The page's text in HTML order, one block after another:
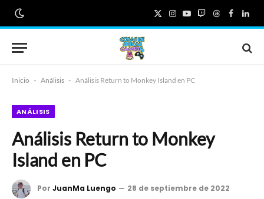
X
(Twitter)
Instagram
YouTube
TwitchThreads
Inicio - Análisis - Análisis Return to Monkey Island en PC
ANÁLISIS
Análisis Return to Monkey
Island en PC
Por JuanMa Luengo
28 de septiembre de 2022